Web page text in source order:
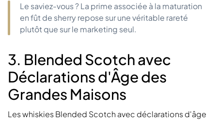
Le saviez-vous ? La prime associée à la maturation
en fût de sherry repose sur une véritable rareté
plutôt que sur le marketing seul.
3. Blended Scotch avec
Déclarations d'Âge des
Grandes Maisons
Les whiskies Blended Scotch avec déclarations d'âge